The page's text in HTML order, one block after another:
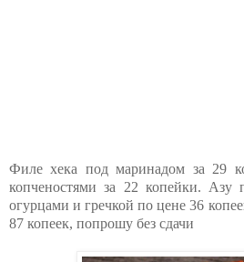
Филе хека под маринадом за 29
копченостями за 22 копейки. Азу
огурцами и гречкой по цене 36
87 копеек, попрошу без сдачи